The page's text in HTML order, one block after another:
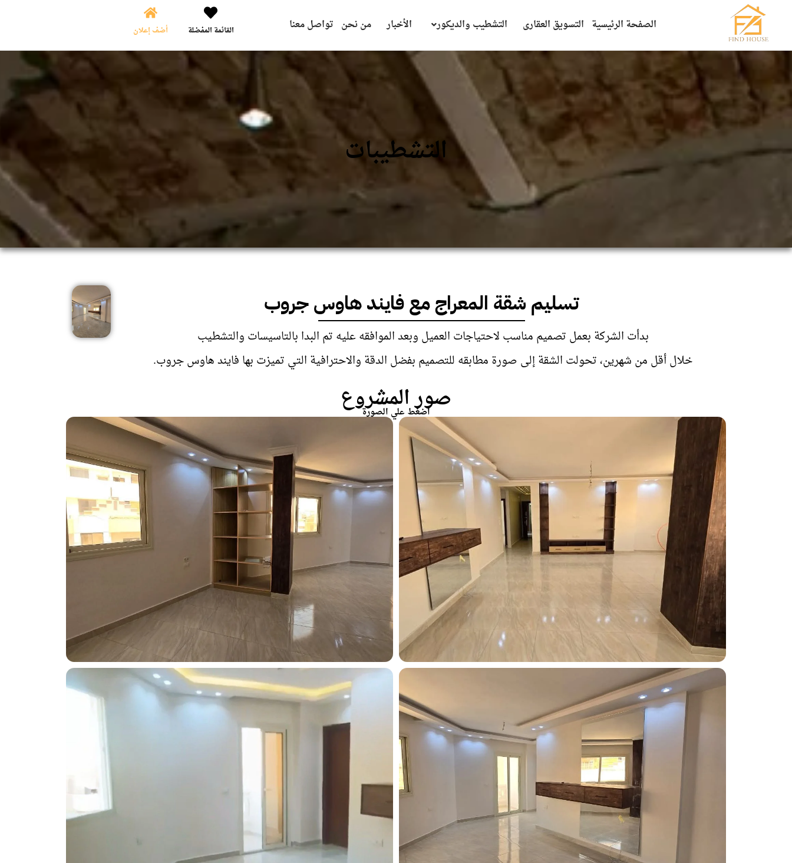
الصفحة الرئيسية التسويق العقارى التشطيب والديكور الأخبار من نحن تواصل معنا القائمة المفضلة أضف إعلان
التشطيبات
تسليم شقة المعراج مع فايند هاوس جروب
بدأت الشركة بعمل تصميم مناسب لاحتياجات العميل وبعد الموافقه عليه تم البدا بالتاسيسات والتشطيب
خلال أقل من شهرين، تحولت الشقة إلى صورة مطابقه للتصميم بفضل الدقة والاحترافية التي تميزت بها فايند هاوس جروب.
صور المشروع
اضغط علي الصورة